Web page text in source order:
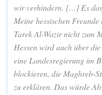
wir verhindern. […] Es
Meine hessischen
Tarek Al-Wazir nicht
Hessen wird auch über
eine Landesregierung im
blockieren, die Maghreb-
zu erklären. Das würde